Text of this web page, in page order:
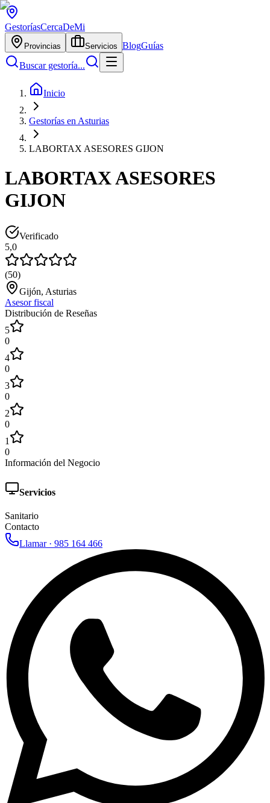
GestoríasCercaDeMi
Provincias Servicios BlogGuías
Buscar gestoría...
Inicio
Gestorías en Asturias
LABORTAX ASESORES GIJON
LABORTAX ASESORES
GIJON
Verificado
5,0
(50)
Gijón, Asturias
Asesor fiscal
Distribución de Reseñas
5
0
4
0
3
0
2
0
1
0
Información del Negocio
Servicios
Sanitario
Contacto
Llamar · 985 164 466